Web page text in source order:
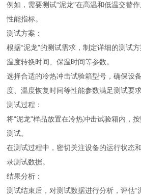
例如，需要测试“泥龙"在高温和低温交替
性能指标。
测试方案：
根据“泥龙"的测试需求，制定详细的测试
温度转换时间、保温时间等参数。
选择合适的冷热冲击试验箱型号，确保设
度、温度恢复时间等性能参数满足测试要求
测试过程：
将“泥龙"样品放置在冷热冲击试验箱内，
测试。
在测试过程中，密切关注设备的运行状态
录测试数据。
结果分析：
测试结束后，对测试数据进行分析，评估